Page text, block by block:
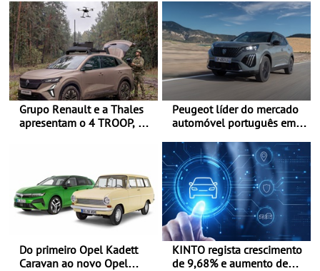
400 €, para os três dias de
competição
multi-energia às estradas
de Portugal
Grupo Renault e a Thales
apresentam o 4 TROOP, um
Peugeot líder do mercado
automóvel português em
semestre
Do primeiro Opel Kadett
Caravan ao novo Opel
KINTO regista crescimento
de 9,68% e aumento de